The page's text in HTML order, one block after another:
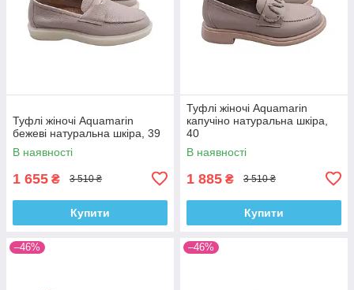
Туфлі жіночі Aquamarin
бежеві натуральна шкіра, 39
В наявності
1 655 ₴ 3 510 ₴
Купити
Туфлі жіночі Aquamarin
капучіно натуральна шкіра,
40
В наявності
1 885 ₴ 3 510 ₴
Купити
–46% –46%